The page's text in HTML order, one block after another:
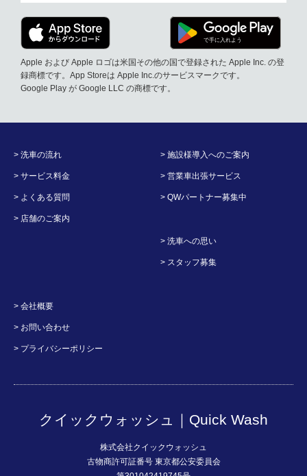
Apple および Apple ロゴは米国その他の国で登録された Apple Inc. の登
録商標です。App Storeは Apple Inc.のサービスマークです。
Google Play が Google LLC の商標です。
> 洗車の流れ
> サービス料金
> よくある質問
> 店舗のご案内
> 施設様導入へのご案内
> 営業車出張サービス
> QWパートナー募集中
> 洗車への思い
> スタッフ募集
> 会社概要
> お問い合わせ
> プライバシーポリシー
クイックウォッシュ｜Quick Wash
株式会社クイックウォッシュ
古物商許可証番号 東京都公安委員会